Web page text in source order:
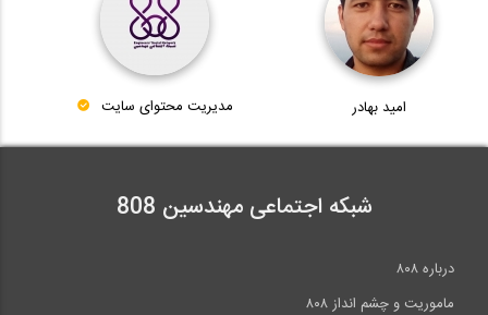
امید بهادر مدیریت محتوای سایت
شبکه اجتماعی مهندسین 808
درباره ۸۰۸
ماموریت و چشم انداز ۸۰۸